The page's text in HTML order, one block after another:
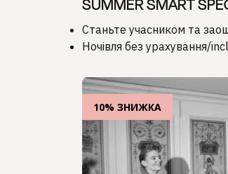
SUMMER SMART
Станьте учасником та
Ночівля без урахування/
10% ЗНИЖКА